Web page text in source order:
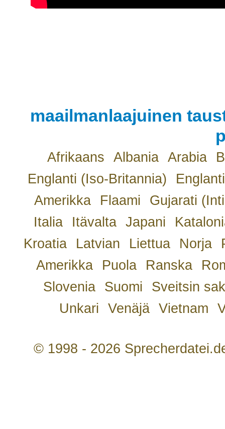
maailmanlaajuinen
Afrikaans Albania Arabia
Englanti (Iso-Britannia)
Amerikka
Flaami
Gujarati
Italia
Itävalta Japani
Kroatia
Latvian Liettua Norja
Amerikka
Puola Ranska
Slovenia
Suomi
Sveitsin
Unkari
Venäjä Vietnam
© 1998 - 2026